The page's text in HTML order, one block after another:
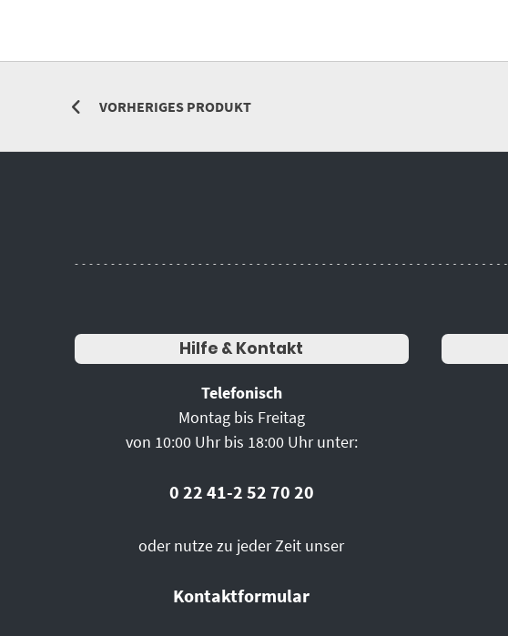
VORHERIGES PRODUKT
Hilfe & Kontakt
Telefonisch
Montag bis Freitag
von 10:00 Uhr bis 18:00 Uhr unter:
0 22 41-2 52 70 20
oder nutze zu jeder Zeit unser
Kontaktformular